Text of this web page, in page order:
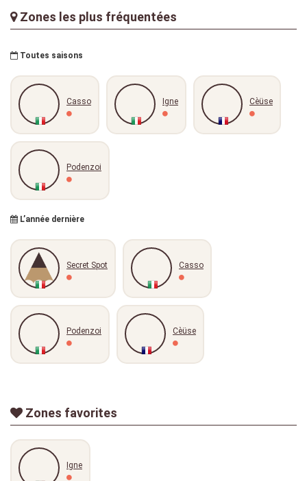
Zones les plus fréquentées
Toutes saisons
Casso Igne Cèüse
Podenzoi
L’année dernière
Secret Spot Casso
Podenzoi Cèüse
Zones favorites
Igne